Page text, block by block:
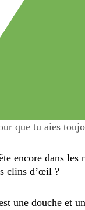
que tu aies
encore dans les
clins d’œil ?
une douche et